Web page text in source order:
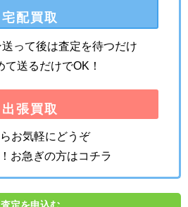
宅配買取
って後は査定を待つだけ
て送るだけでOK！
出張買取
お気軽にどうぞ
お急ぎの方はコチラ